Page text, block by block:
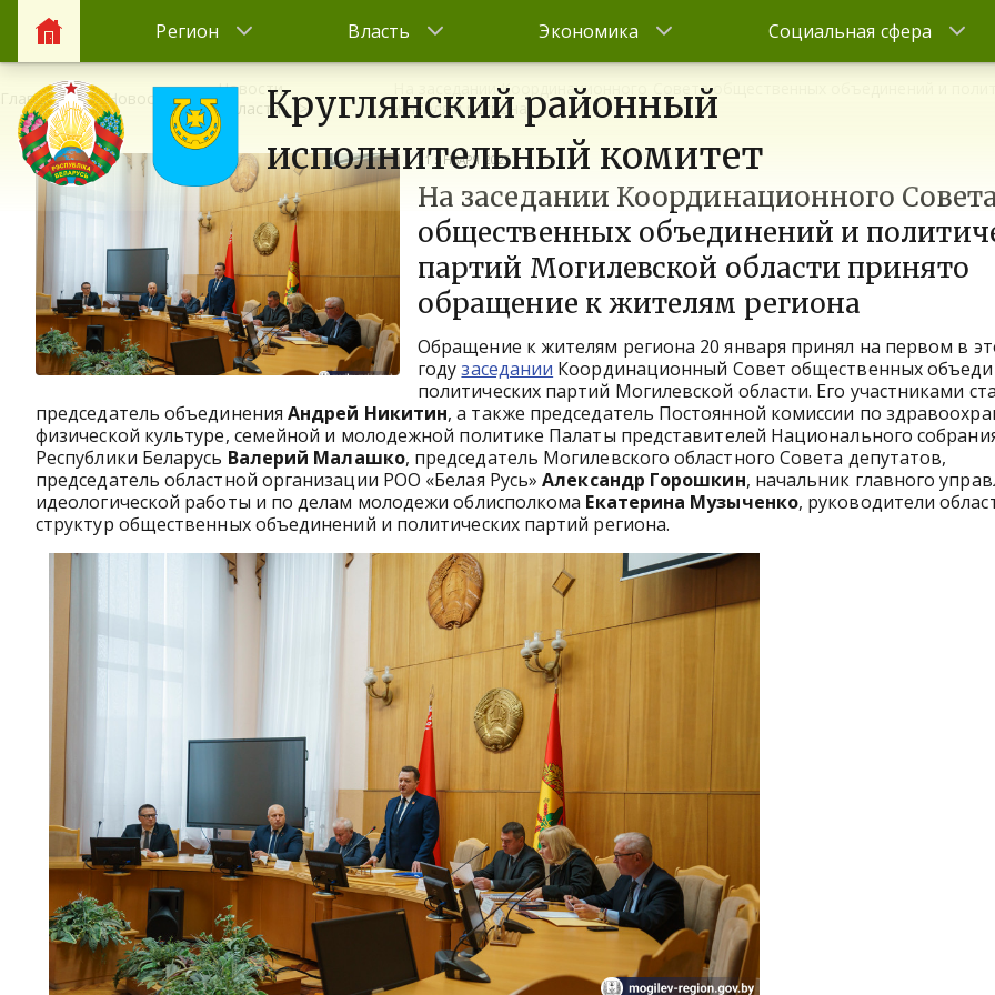
Регион Власть Экономика Социальная сфера
Круглянский районный
исполнительный комитет
Главная Новости
Новости
области
На заседании Координационного Совета общественных объединений и
жителям региона
21 ЯНВАРЯ 2025
На заседании Координационного
общественных объединений и
партий Могилевской области принято
обращение к жителям региона
Обращение к жителям региона 20 января принял на первом в
году заседании Координационный Совет общественных
политических партий Могилевской области. Его участниками
председатель объединения Андрей Никитин, а также председатель Постоянной комиссии по
физической культуре, семейной и молодежной политике Палаты представителей Национального
Республики Беларусь Валерий Малашко, председатель Могилевского областного Совета депутатов,
председатель областной организации РОО «Белая Русь» Александр Горошкин, начальник главного
идеологической работы и по делам молодежи облисполкома Екатерина Музыченко, руководители
структур общественных объединений и политических партий региона.